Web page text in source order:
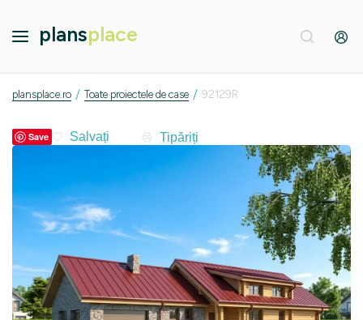
plansplace
plansplace.ro / Toate proiectele de case / 92129R
Save Tipăriți